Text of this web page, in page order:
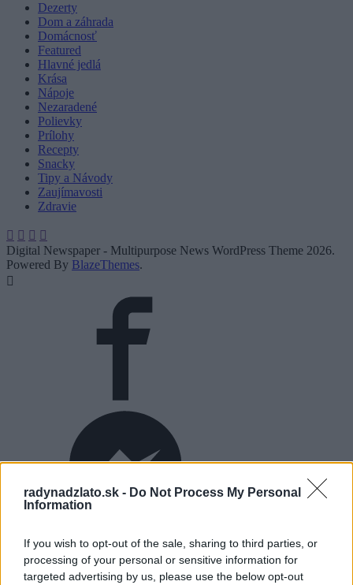
radynadzlato.sk - Do Not Process My Personal
Information
If you wish to opt-out of the sale, sharing to third parties, or
processing of your personal or sensitive information for
targeted advertising by us, please use the below opt-out
Dezerty
Dom a záhrada
Domácnosť
Featured
Hlavné jedlá
Krása
Nápoje
Nezaradené
Polievky
Prílohy
Recepty
Snacky
Tipy a Návody
Zaujímavosti
Zdravie
Digital Newspaper - Multipurpose News WordPress Theme 2026.
Powered By BlazeThemes.